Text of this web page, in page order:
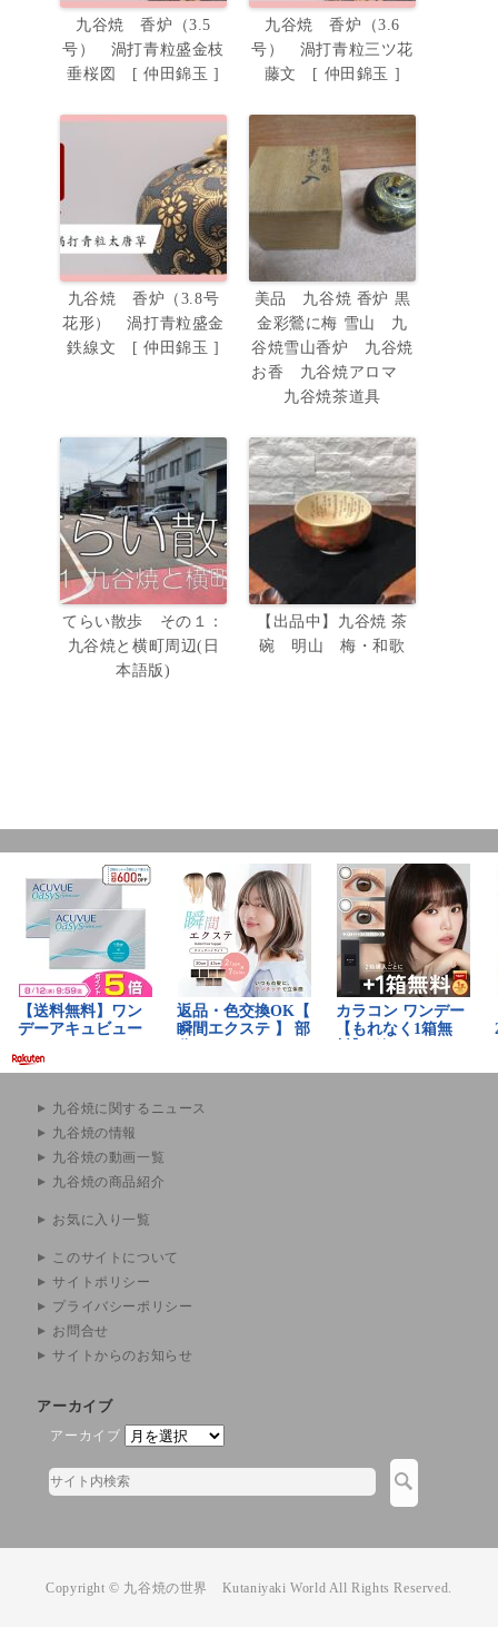
九谷焼 香炉（3.5
号） 渦打青粒盛金枝
垂桜図 [ 仲田錦玉 ]
九谷焼 香炉（3.6
号） 渦打青粒三ツ花
藤文 [ 仲田錦玉 ]
九谷焼 香炉（3.8号
花形） 渦打青粒盛金
鉄線文 [ 仲田錦玉 ]
美品 九谷焼 香炉 黒
金彩鶯に梅 雪山 九
谷焼雪山香炉 九谷焼
お香 九谷焼アロマ
九谷焼茶道具
てらい散歩 その１：
九谷焼と横町周辺(日
本語版)
【出品中】九谷焼 茶
碗 明山 梅・和歌
九谷焼に関するニュース
九谷焼の情報
九谷焼の動画一覧
九谷焼の商品紹介
お気に入り一覧
このサイトについて
サイトポリシー
プライバシーポリシー
お問合せ
サイトからのお知らせ
アーカイブ
アーカイブ
Copyright © 九谷焼の世界 Kutaniyaki World All Rights Reserved.